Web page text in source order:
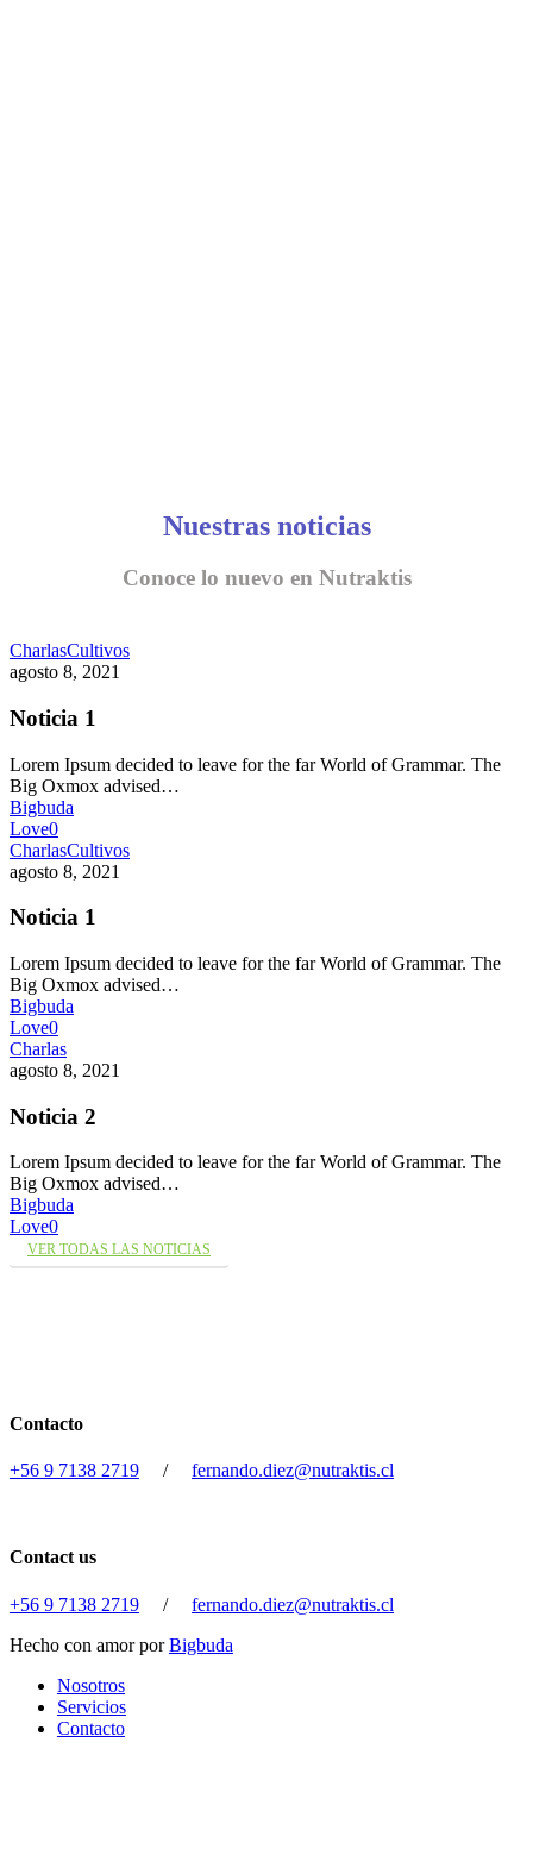
Nuestras noticias
Conoce lo nuevo en Nutraktis
CharlasCultivos
agosto 8, 2021
Noticia 1
Lorem Ipsum decided to leave for the far World of Grammar. The
Big Oxmox advised…
Bigbuda
Love0
CharlasCultivos
agosto 8, 2021
Noticia 1
Lorem Ipsum decided to leave for the far World of Grammar. The
Big Oxmox advised…
Bigbuda
Love0
Charlas
agosto 8, 2021
Noticia 2
Lorem Ipsum decided to leave for the far World of Grammar. The
Big Oxmox advised…
Bigbuda
Love0
VER TODAS LAS NOTICIAS
Contacto
+56 9 7138 2719 / fernando.diez@nutraktis.cl
Contact us
+56 9 7138 2719 / fernando.diez@nutraktis.cl
Hecho con amor porBigbuda
Close
Menu
Nosotros
Servicios
Contacto